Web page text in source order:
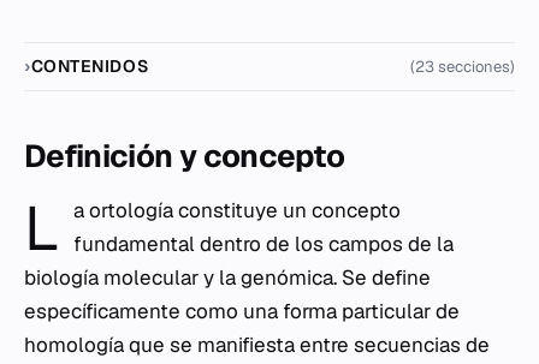
CONTENIDOS (23 secciones)
Definición y concepto
L a ortología constituye un concepto
fundamental dentro de los campos de la
biología molecular y la genómica. Se define
específicamente como una forma particular de
homología que se manifiesta entre secuencias de